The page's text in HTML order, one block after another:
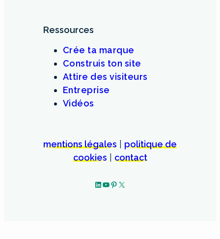
Ressources
Crée ta marque
Construis ton site
Attire des visiteurs
Entreprise
Vidéos
mentions légales
politique de
cookies
contact
LinkedIn
YouTube
Pinterest
X